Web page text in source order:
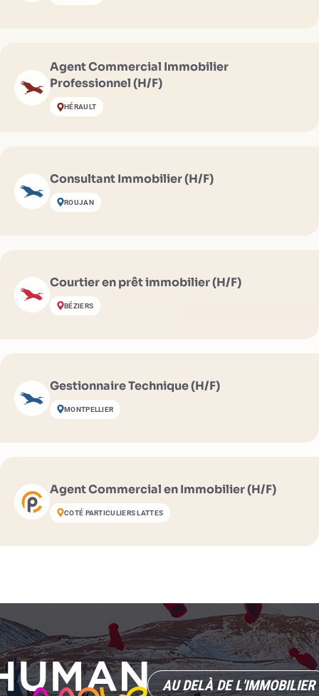
Agent Commercial Immobilier
Professionnel (H/F)
HÉRAULT
Consultant Immobilier (H/F)
ROUJAN
Courtier en prêt immobilier (H/F)
BÉZIERS
Gestionnaire Technique (H/F)
MONTPELLIER
Agent Commercial en Immobilier (H/F)
COTÉ PARTICULIERS LATTES
AU DELÀ DE L'IMMOBILIER